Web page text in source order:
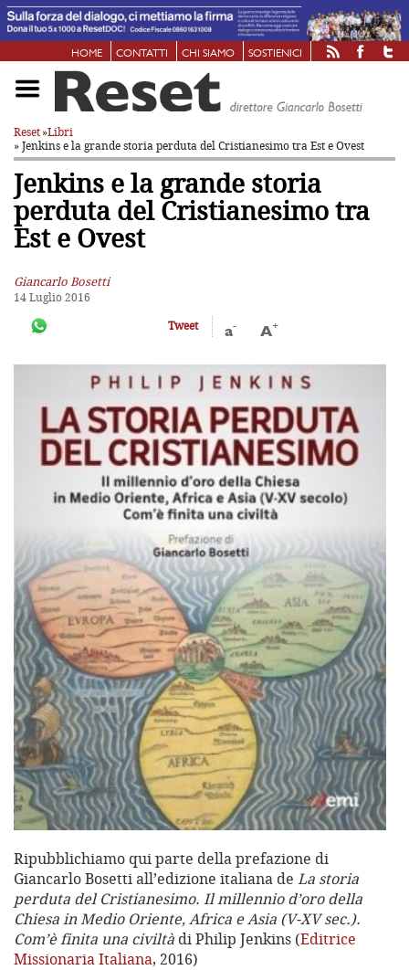
HOME CONTATTI CHI SIAMO SOSTIENICI
Reset»Libri
» Jenkins e la grande storia perdutadel Cristianesimo tra Est e Ovest
Jenkins e la grande storia
perduta del Cristianesimo tra
Est e Ovest
Giancarlo Bosetti
14 Luglio 2016
Tweet
a- A+
Ripubblichiamo qui parte della prefazione di
Giancarlo Bosetti all’edizione italiana de La storia
perduta del Cristianesimo. Il millennio d’oro della
Chiesa in Medio Oriente, Africa e Asia (V-XV sec.).
Com’è finita una civiltà di Philip Jenkins (Editrice
Missionaria Italiana, 2016)